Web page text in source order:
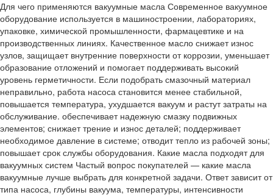
Для чего применяются вакуумные масла Современное вакуумное
оборудование используется в машиностроении, лабораториях,
упаковке, химической промышленности, фармацевтике и на
производственных линиях. Качественное масло снижает износ
узлов, защищает внутренние поверхности от коррозии, уменьшает
образование отложений и помогает поддерживать высокий
уровень герметичности. Если подобрать смазочный материал
неправильно, работа насоса становится менее стабильной,
повышается температура, ухудшается вакуум и растут затраты на
обслуживание. обеспечивает надежную смазку подвижных
элементов; снижает трение и износ деталей; поддерживает
необходимое давление в системе; отводит тепло из рабочей зоны;
повышает срок службы оборудования. Какие масла подходят для
вакуумных систем Частый вопрос покупателей — какие масла
вакуумные лучше выбрать для конкретной задачи. Ответ зависит от
типа насоса, глубины вакуума, температуры, интенсивности